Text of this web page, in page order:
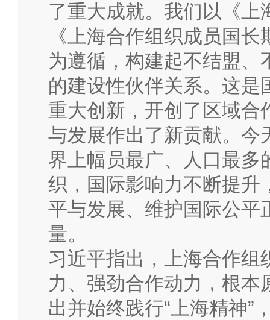
了重大成就。我们以《上
《上海合作组织成员国
为遵循，构建起不结盟、
的建设性伙伴关系。这是
重大创新，开创了区域合
与发展作出了新贡献。今
界上幅员最广、人口最多
织，国际影响力不断提升
平与发展、维护国际公平
量。
习近平指出，上海合作组
力、强劲合作动力，根本
出并始终践行“上海精神”